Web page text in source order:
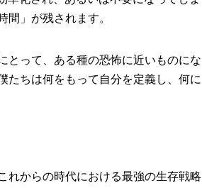
間」が残されます。
とって、ある種の恐怖に近いものにな
たちは何をもって自分を定義し、何に
れからの時代における最強の生存戦略